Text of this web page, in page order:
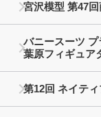
宮沢模型 第47
バニースーツ
葉原フィギュア
第12回 ネイティ